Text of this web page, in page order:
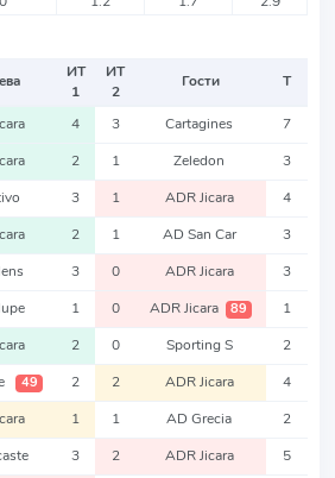
ИТ
1
ИТ
2
Гости Т
4 3 Cartagines 7
2 1 Zeledon 3
3 1 ADR Jicara 4
2 1 AD San Car 3
3 0 ADR Jicara 3
1 0 ADR Jicara 89 1
2 0 Sporting S 2
49 2 2 ADR Jicara 4
1 1 AD Grecia 2
3 2 ADR Jicara 5